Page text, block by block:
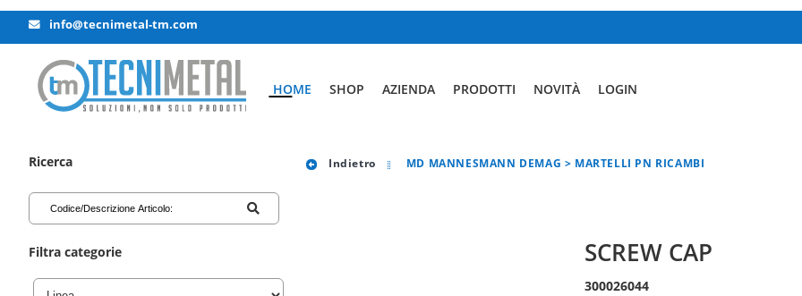
info@tecnimetal-tm.com
HOME SHOP AZIENDA PRODOTTI NOVITÀ LOGIN
Ricerca
Filtra categorie
Indietro MD MANNESMANN DEMAG > MARTELLI PN RICAMBI
SCREW CAP
300026044